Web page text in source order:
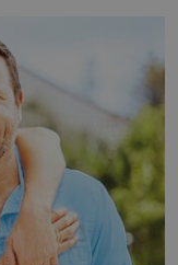
svého života